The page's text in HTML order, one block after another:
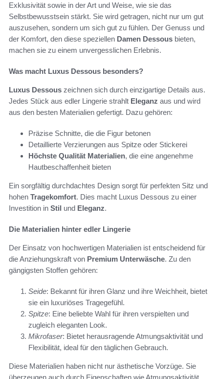
Exklusivität sowie in der Art und Weise, wie sie das
Selbstbewusstsein stärkt. Sie wird getragen, nicht nur um gut
auszusehen, sondern um sich gut zu fühlen. Der Genuss und
der Komfort, den diese speziellen Damen Dessous bieten,
machen sie zu einem unvergesslichen Erlebnis.
Was macht Luxus Dessous besonders?
Luxus Dessous zeichnen sich durch einzigartige Details aus.
Jedes Stück aus edler Lingerie strahlt Eleganz aus und wird
aus den besten Materialien gefertigt. Dazu gehören:
Präzise Schnitte, die die Figur betonen
Detaillierte Verzierungen aus Spitze oder Stickerei
Höchste Qualität Materialien, die eine angenehme
Hautbeschaffenheit bieten
Ein sorgfältig durchdachtes Design sorgt für perfekten Sitz und
hohen Tragekomfort. Dies macht Luxus Dessous zu einer
Investition in Stil und Eleganz.
Die Materialien hinter edler Lingerie
Der Einsatz von hochwertigen Materialien ist entscheidend für
die Anziehungskraft von Premium Unterwäsche. Zu den
gängigsten Stoffen gehören:
Seide: Bekannt für ihren Glanz und ihre Weichheit, bietet
sie ein luxuriöses Tragegefühl.
Spitze: Eine beliebte Wahl für ihren verspielten und
zugleich eleganten Look.
Mikrofaser: Bietet herausragende Atmungsaktivität und
Flexibilität, ideal für den täglichen Gebrauch.
Diese Materialien haben nicht nur ästhetische Vorzüge. Sie
überzeugen auch durch Eigenschaften wie Atmungsaktivität